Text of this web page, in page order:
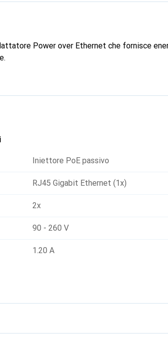
Power over Ethernet che fornisce
Iniettore PoE passivo
RJ45 Gigabit Ethernet (1x)
2x
90 - 260 V
1.20 A